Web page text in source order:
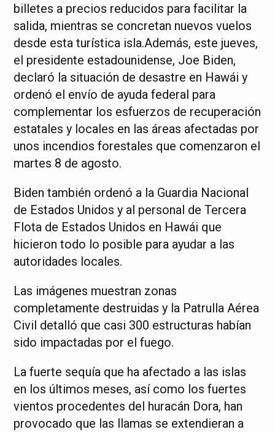
billetes a precios reducidos para facilitar la
salida, mientras se concretan nuevos vuelos
desde esta turística isla.Además, este jueves,
el presidente estadounidense, Joe Biden,
declaró la situación de desastre en Hawái y
ordenó el envío de ayuda federal para
complementar los esfuerzos de recuperación
estatales y locales en las áreas afectadas por
unos incendios forestales que comenzaron el
martes 8 de agosto.
Biden también ordenó a la Guardia Nacional
de Estados Unidos y al personal de Tercera
Flota de Estados Unidos en Hawái que
hicieron todo lo posible para ayudar a las
autoridades locales.
Las imágenes muestran zonas
completamente destruidas y la Patrulla Aérea
Civil detalló que casi 300 estructuras habían
sido impactadas por el fuego.
La fuerte sequía que ha afectado a las islas
en los últimos meses, así como los fuertes
vientos procedentes del huracán Dora, han
provocado que las llamas se extendieran a